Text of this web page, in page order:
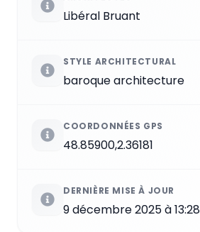
Libéral Bruant
STYLE ARCHITECTURAL
baroque architecture
COORDONNÉES GPS
48.85900,2.36181
DERNIÈRE MISE À JOUR
9 décembre 2025 à 13:28